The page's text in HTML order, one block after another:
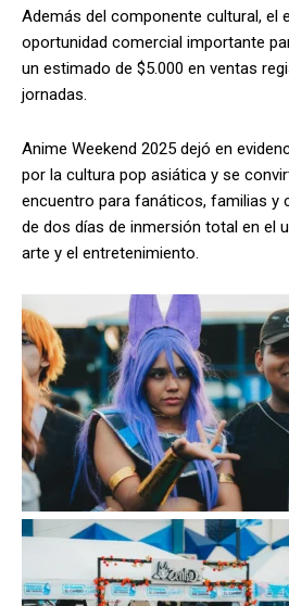
Además del componente cultural, el
oportunidad comercial importante
un estimado de $5.000 en ventas
jornadas.
Anime Weekend 2025 dejó en
por la cultura pop asiática y se
encuentro para fanáticos, familias y
de dos días de inmersión total en el
arte y el entretenimiento.